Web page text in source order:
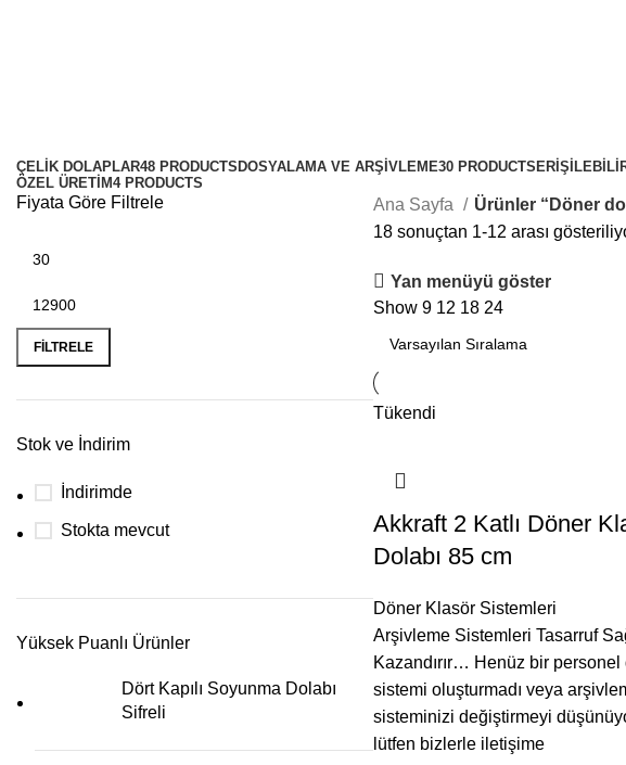
ÇELIK DOLAPLAR48 PRODUCTS DOSYALAMA VE ARŞIVLEME30 PRODUCTS
ÖZEL ÜRETIM4 PRODUCTS
Fiyata Göre Filtrele
FILTRELE
Stok ve İndirim
İndirimde
Stokta mevcut
Yüksek Puanlı Ürünler
Dört Kapılı Soyunma Dolabı
Sifreli
Ana Sayfa
Ürünler “Döner
18 sonuçtan 1-12 arası
Yan menüyü göster
Show 9 12 18 24
Tükendi
Akkraft 2 Katlı Döner
Dolabı 85 cm
Döner Klasör Sistemleri
Arşivleme Sistemleri Tasarruf
Kazandırır… Henüz bir personel
sistemi oluşturmadı veya
sisteminizi değiştirmeyi
lütfen bizlerle iletişime